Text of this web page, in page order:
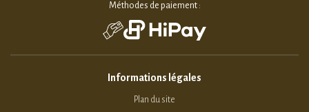
Méthodes de paiement :
Informations légales
Plan du site